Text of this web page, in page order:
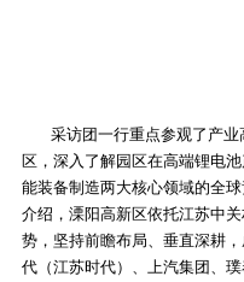
采访团一行重点参观了产业
区，深入了解园区在高端锂电
能装备制造两大核心领域的全
介绍，溧阳高新区依托江苏中
势，坚持前瞻布局、垂直深耕
代（江苏时代）、上汽集团、